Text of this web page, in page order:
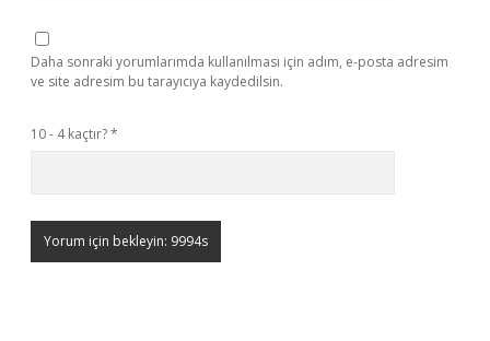
Daha sonraki yorumlarımda kullanılması için adım, e-posta adresim
ve site adresim bu tarayıcıya kaydedilsin.
10 - 4 kaçtır?*